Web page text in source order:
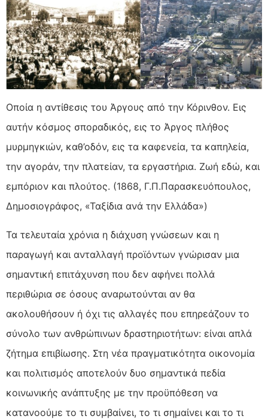
Οποία η αντίθεσις του Άργους από την Κόρινθον. Εις
αυτήν κόσμος σποραδικός, εις το Άργος πλήθος
μυρμηγκιών, καθ’οδόν, εις τα καφενεία, τα καπηλεία,
την αγοράν, την πλατείαν, τα εργαστήρια. Ζωή εδώ, και
εμπόριον και πλούτος. (1868, Γ.Π.Παρασκευόπουλος,
Δημοσιογράφος, «Ταξίδια ανά την Ελλάδα»)
Τα τελευταία χρόνια η διάχυση γνώσεων και η
παραγωγή και ανταλλαγή προϊόντων γνώρισαν μια
σημαντική επιτάχυνση που δεν αφήνει πολλά
περιθώρια σε όσους αναρωτούνται αν θα
ακολουθήσουν ή όχι τις αλλαγές που επηρεάζουν το
σύνολο των ανθρώπινων δραστηριοτήτων: είναι απλά
ζήτημα επιβίωσης. Στη νέα πραγματικότητα οικονομία
και πολιτισμός αποτελούν δυο σημαντικά πεδία
κοινωνικής ανάπτυξης με την προϋπόθεση να
κατανοούμε το τι συμβαίνει, το τι σημαίνει και το τι